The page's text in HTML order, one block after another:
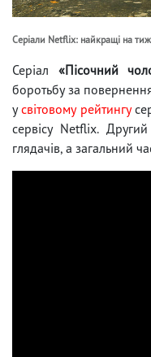
Серіали Netflix: найкращі на
Серіал «Пісочний
боротьбу за
усвітовому рейтингу
сервісу Netflix.
глядачів, а загальний